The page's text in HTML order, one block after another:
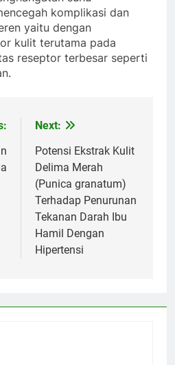
komplikasi dan
yaitu dengan
kulit terutama pada
reseptor terbesar seperti
Next:
Potensi Ekstrak Kulit
Delima Merah
(Punica granatum)
Terhadap Penurunan
Tekanan Darah Ibu
Hamil Dengan
Hipertensi